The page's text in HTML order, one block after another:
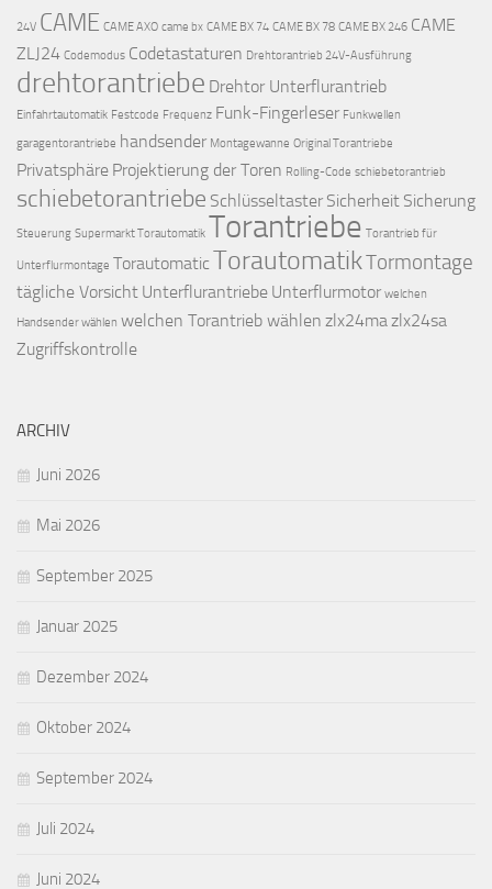
24V CAME CAME AXO came bx CAME BX 74 CAME BX 78 CAME BX 246 CAME
ZLJ24 Codemodus Codetastaturen Drehtorantrieb 24V-Ausführung
drehtorantriebe Drehtor Unterflurantrieb
Einfahrtautomatik Festcode Frequenz Funk-Fingerleser Funkwellen
garagentorantriebe handsender Montagewanne Original Torantriebe
Privatsphäre Projektierung der Toren Rolling-Code schiebetorantrieb
schiebetorantriebe Schlüsseltaster Sicherheit Sicherung
Steuerung Supermarkt Torautomatik Torantriebe Torantrieb für
Unterflurmontage TorautomaticTorautomatikTormontage
tägliche Vorsicht Unterflurantriebe Unterflurmotor welchen
Handsender wählen welchen Torantrieb wählen zlx24mazlx24sa
Zugriffskontrolle
ARCHIV
Juni 2026
Mai 2026
September 2025
Januar 2025
Dezember 2024
Oktober 2024
September 2024
Juli 2024
Juni 2024